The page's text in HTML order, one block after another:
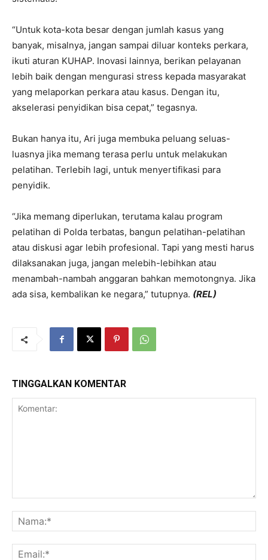
“Untuk kota-kota besar dengan jumlah kasus yang
banyak, misalnya, jangan sampai diluar konteks perkara,
ikuti aturan KUHAP. Inovasi lainnya, berikan pelayanan
lebih baik dengan mengurasi stress kepada masyarakat
yang melaporkan perkara atau kasus. Dengan itu,
akselerasi penyidikan bisa cepat,” tegasnya.
Bukan hanya itu, Ari juga membuka peluang seluas-
luasnya jika memang terasa perlu untuk melakukan
pelatihan. Terlebih lagi, untuk menyertifikasi para
penyidik.
“Jika memang diperlukan, terutama kalau program
pelatihan di Polda terbatas, bangun pelatihan-pelatihan
atau diskusi agar lebih profesional. Tapi yang mesti harus
dilaksanakan juga, jangan melebih-lebihkan atau
menambah-nambah anggaran bahkan memotongnya. Jika
ada sisa, kembalikan ke negara,” tutupnya. (REL)
TINGGALKAN KOMENTAR